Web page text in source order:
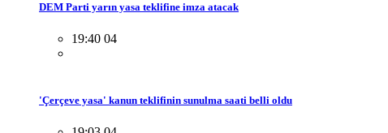
DEM Parti yarın yasa teklifine imza atacak
19:40 04
'Çerçeve yasa' kanun teklifinin sunulma saati belli oldu